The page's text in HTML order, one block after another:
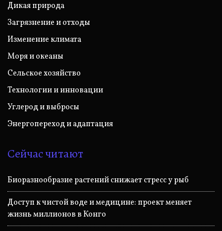
Дикая природа
Загрязнение и отходы
Изменение климата
Моря и океаны
Сельское хозяйство
Технологии и инновации
Углерод и выбросы
Энергопереход и адаптация
Сейчас читают
Биоразнообразие растений снижает стресс у рыб
Доступ к чистой воде и медицине: проект меняет
жизнь миллионов в Конго